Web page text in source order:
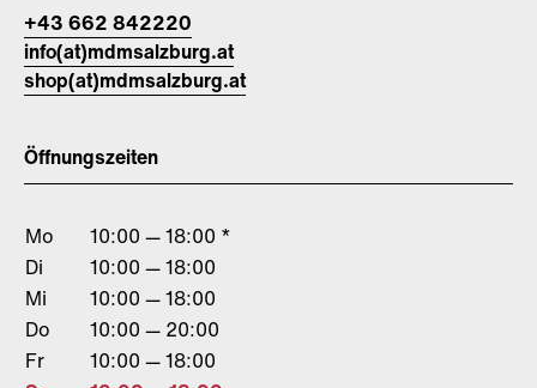
+43 662 842220
info(at)mdmsalzburg.at
shop(at)mdmsalzburg.at
Öffnungszeiten
Mo
10:00 — 18:00 *
Di
10:00 — 18:00
Mi
10:00 — 18:00
Do
10:00 — 20:00
Fr
10:00 — 18:00